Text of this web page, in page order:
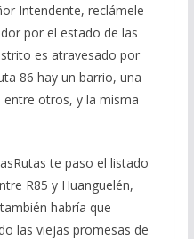
Intendente, reclámele
por el estado de las
es atravesado por
86 hay un barrio, una
entre otros, y la misma
te paso el listado
R85 y Huanguelén,
habría que
las viejas promesas de